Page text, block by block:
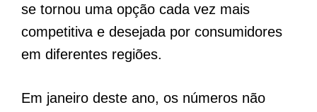
se tornou uma opção cada vez mais
competitiva e desejada por consumidores
em diferentes regiões.
Em janeiro deste ano, os números não